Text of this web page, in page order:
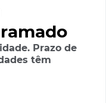
Prazo de
têm